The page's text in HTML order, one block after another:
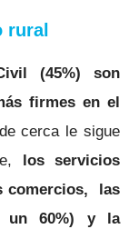
rural
(45%) son
firmes en el
cerca le sigue
los
servicios
comercios, las
un 60%) y la